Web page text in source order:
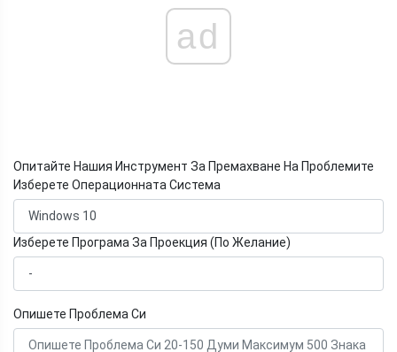
ad
Опитайте Нашия Инструмент За Премахване На Проблемите
Изберете Операционната Система
Изберете Програма За Проекция (По Желание)
Опишете Проблема Си